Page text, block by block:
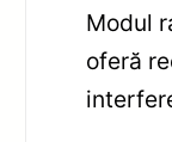
Modul
oferă